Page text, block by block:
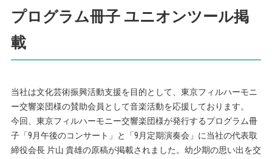
プログラム冊子 ユニオンツール掲
載
当社は文化芸術振興活動支援を目的として、東京フィルハーモニ
ー交響楽団様の賛助会員として音楽活動を応援しております。
今回、東京フィルハーモニー交響楽団様が発行するプログラム冊
子「9月午後のコンサート」と「9月定期演奏会」に当社の代表取
締役会長 片山 貴雄の原稿が掲載されました。幼少期の思い出を交